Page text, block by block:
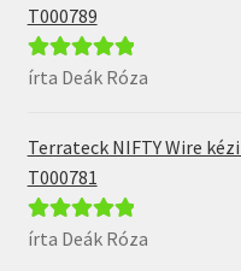
T000789
Értékelés: 5/
írta Deák Róza
Terrateck NIFTY Wire
T000781
Értékelés: 5/
írta Deák Róza